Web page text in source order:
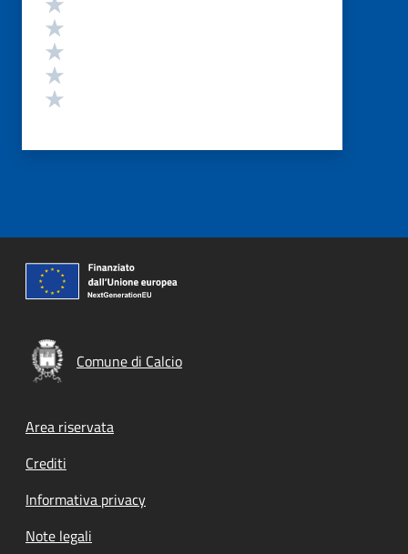
Comune di Calcio
Footer menu
Area riservata
Crediti
Informativa privacy
Note legali